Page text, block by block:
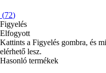
(72)
Figyelés
Elfogyott
Kattints a Figyelés gombra, és
elérhető lesz.
Hasonló termékek